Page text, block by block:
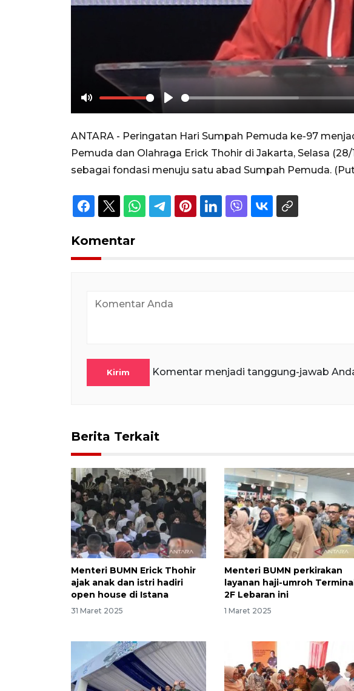
Mute Play
ANTARA - Peringatan Hari Sumpah Pemuda ke-97
Pemuda dan Olahraga Erick Thohir di Jakarta, Selasa
sebagai fondasi menuju satu abad Sumpah Pemuda.
Komentar
Kirim Komentar menjadi tanggung-jawab
Berita Terkait
Menteri BUMN Erick Thohir
ajak anak dan istri hadiri
open house di Istana
31 Maret 2025
Menteri BUMN perkirakan
layanan haji-umroh
2F Lebaran ini
1 Maret 2025